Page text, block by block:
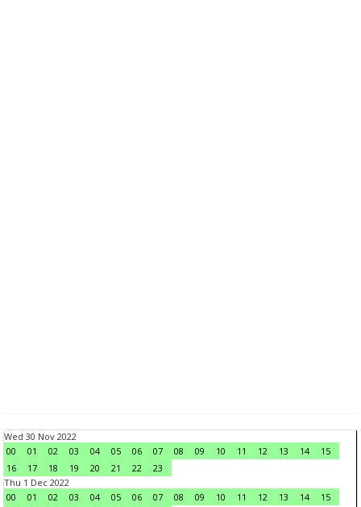
Wed 30 Nov 2022
00
01 02 03 04 05 06 07 08 09 10 11 12 13 14
15
16
17 18 19 20 21 22
23
Thu 1 Dec 2022
00
01 02 03 04 05 06 07 08 09 10 11 12 13 14
15